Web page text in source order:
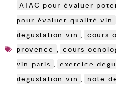
ATAC pour évaluer
pour évaluer qualité vin
degustation vin , cours
provence , cours
vin paris , exercice
degustation vin , note